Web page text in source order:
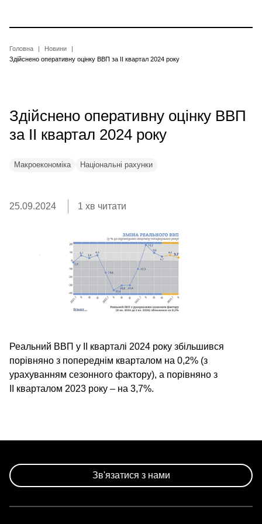
основного
Рядок
Головна
Новини
Здійснено оперативну оцінку ВВП за II квартал 2024 року
Здійснено оперативну оцінку ВВП
за II квартал 2024 року
Макроекономіка Національні рахунки
25.09.2024 1 хв читати
Реальний ВВП у II кварталі 2024 року збільшився
порівняно з попереднім кварталом на 0,2% (з
урахуванням сезонного фактору), а порівняно з
II кварталом 2023 року – на 3,7%.
Зв'язатися з нами